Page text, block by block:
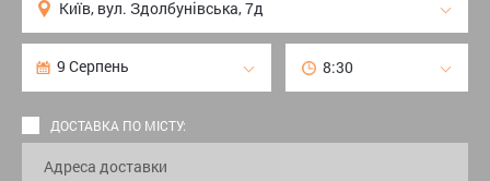
ДОСТАВКА ПО МІСТУ: